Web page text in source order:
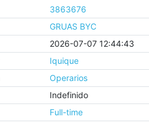
3863676
GRUAS BYC
2026-07-07 12:44:43
Iquique
Operarios
Indefinido
Full-time